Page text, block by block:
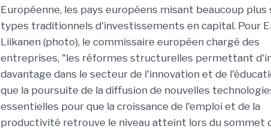
Européenne, les pays européens misant beaucoup plus
types traditionnels d'investissements en capital. Pour
Liikanen (photo), le commissaire européen chargé des
entreprises, "les réformes structurelles permettant
davantage dans le secteur de l'innovation et de
que la poursuite de la diffusion de nouvelles
essentielles pour que la croissance de l'emploi et de la
productivité retrouve le niveau atteint lors du sommet